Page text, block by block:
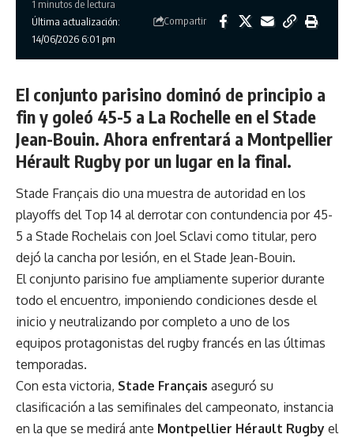
Última actualización:
14/06/2026 6:01 pm
1 minutos de lectura
Compartir
El conjunto parisino dominó de principio a
fin y goleó 45-5 a La Rochelle en el Stade
Jean-Bouin. Ahora enfrentará a Montpellier
Hérault Rugby por un lugar en la final.
Stade Français dio una muestra de autoridad en los
playoffs del Top 14 al derrotar con contundencia por 45-
5 a Stade Rochelais con Joel Sclavi como titular, pero
dejó la cancha por lesión, en el Stade Jean-Bouin.
El conjunto parisino fue ampliamente superior durante
todo el encuentro, imponiendo condiciones desde el
inicio y neutralizando por completo a uno de los
equipos protagonistas del rugby francés en las últimas
temporadas.
Con esta victoria, Stade Français aseguró su
clasificación a las semifinales del campeonato, instancia
en la que se medirá ante Montpellier Hérault Rugby el